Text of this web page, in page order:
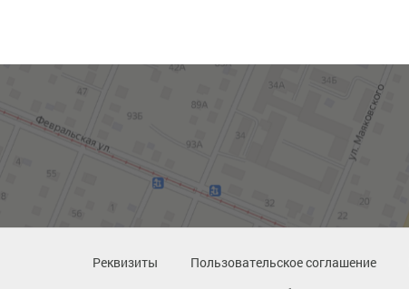
Реквизиты Пользовательское соглашение